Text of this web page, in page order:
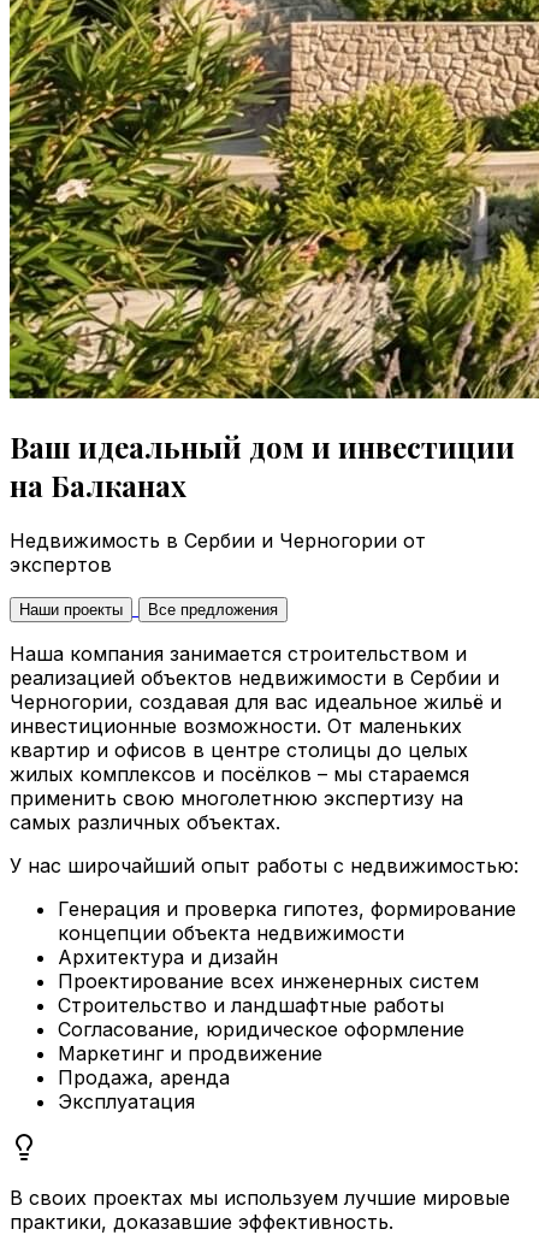
Ваш идеальный дом и инвестиции
на Балканах
Недвижимость в Сербии и Черногории от
экспертов
Наши проекты Все предложения
Наша компания занимается строительством и
реализацией объектов недвижимости в Сербии и
Черногории, создавая для вас идеальное жильё и
инвестиционные возможности. От маленьких
квартир и офисов в центре столицы до целых
жилых комплексов и посёлков – мы стараемся
применить свою многолетнюю экспертизу на
самых различных объектах.
У нас широчайший опыт работы с недвижимостью:
Генерация и проверка гипотез, формирование
концепции объекта недвижимости
Архитектура и дизайн
Проектирование всех инженерных систем
Строительство и ландшафтные работы
Согласование, юридическое оформление
Маркетинг и продвижение
Продажа, аренда
Эксплуатация
В своих проектах мы используем лучшие мировые
практики, доказавшие эффективность.